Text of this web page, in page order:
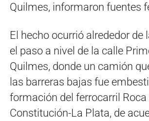
Quilmes, informaron fuentes
El hecho ocurrió alrededor de
el paso a nivel de la calle
Quilmes, donde un camión
las barreras bajas fue
formación del ferrocarril Roca
Constitución-La Plata, de